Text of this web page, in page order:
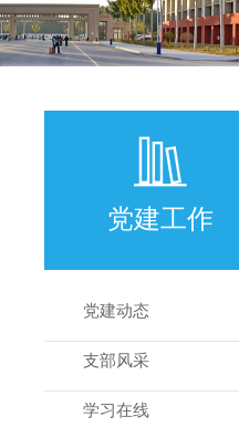
党建工作
党建动态
支部风采
学习在线